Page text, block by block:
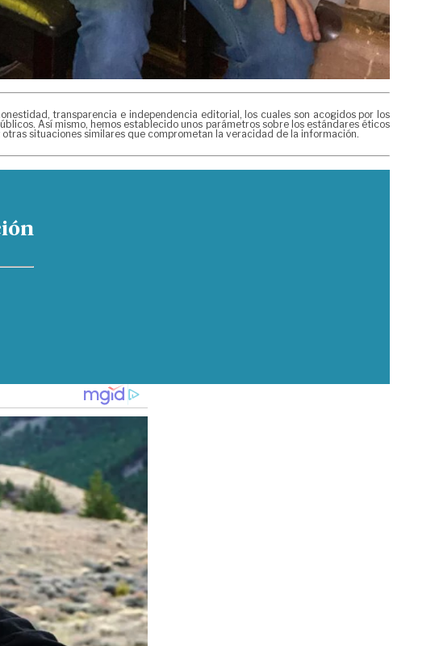
transparencia e independencia editorial, los cuales son acogidos por los
Así mismo, hemos establecido unos parámetros sobre los estándares éticos
situaciones similares que comprometan la veracidad de la información.